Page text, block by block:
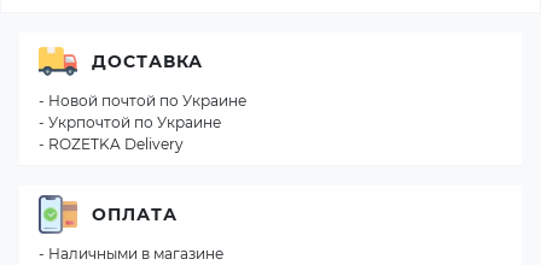
ДОСТАВКА
- Новой почтой по Украине
- Укрпочтой по Украине
- ROZETKA Delivery
ОПЛАТА
- Наличными в магазине